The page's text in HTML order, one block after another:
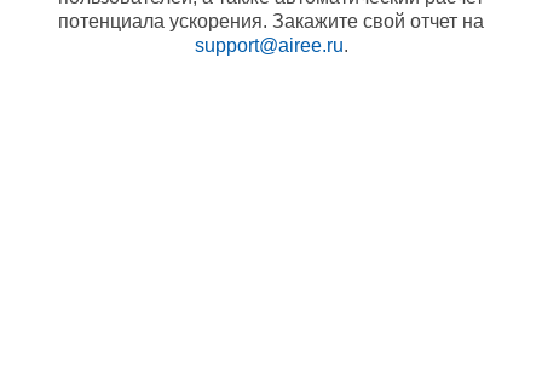
потенциала ускорения. Закажите свой отчет на
support@airee.ru.